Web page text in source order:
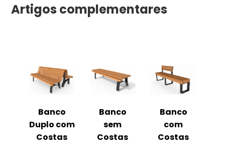
Artigos complementares
Banco
Duplo com
Costas
Banco
sem
Costas
Banco
com
Costas